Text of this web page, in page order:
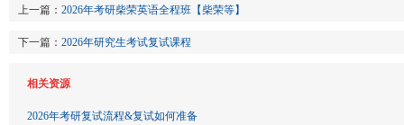
上一篇： 2026年考研柴荣英语全程班【柴荣等】
下一篇： 2026年研究生考试复试课程
相关资源
2026年考研复试流程&复试如何准备